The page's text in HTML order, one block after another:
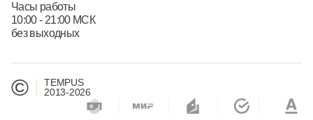
Часы работы
10:00 - 21:00 МСК
без выходных
©
TEMPUS
2013-2026